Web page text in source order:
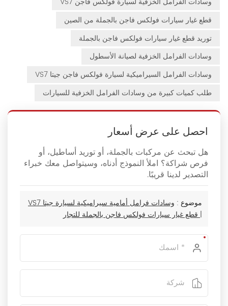
قطع غيار سيارات فولكس فاجن بالجملة من الصين
توريد قطع غيار سيارات فولكس فاجن بالجملة
وسادات الفرامل الخزفية لصيانة الأسطول
وسادات الفرامل السيراميكية لسيارة فولكس فاجن جيتا VS7
طلب كميات كبيرة من وسادات الفرامل الخزفية للسيارات
احصل على عرض أسعار
هل تبحث عن مركبات بالجملة، أو توريد أساطيل، أو
فرص شراكة؟ املأ النموذج أدناه، وسيتواصل معك خبراء
التصدير لدينا قريبًا.
موضوع :
وسادات فرامل أمامية سيراميكية لسيارة جيتا VS7
| قطع غيار سيارات فولكس فاجن بالجملة للتجار